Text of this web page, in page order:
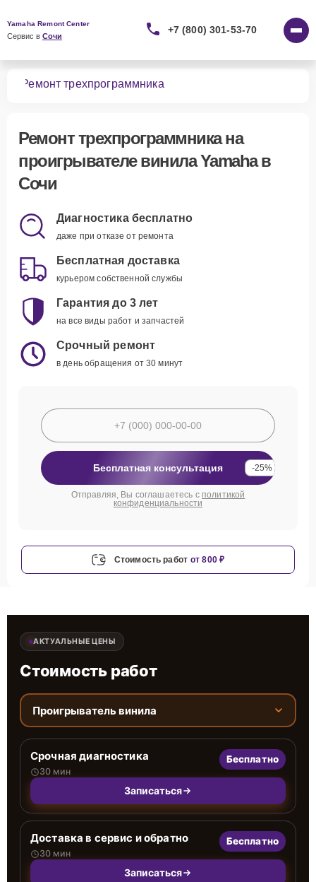
Yamaha Remont Center
Сервис в Сочи
+7 (800) 301-53-70
Ремонт трехпрограммника
Ремонт трехпрограммникана
проигрывателе винила Yamaha в
Сочи
Диагностика бесплатно
даже при отказе от ремонта
Бесплатная доставка
курьером собственной службы
Гарантия до 3 лет
на все виды работ и запчастей
Срочный ремонт
в день обращения от 30 минут
Бесплатная консультация -25%
Отправляя, Вы соглашаетесь с политикой
конфиденциальности
Стоимость работ от 800 ₽
АКТУАЛЬНЫЕ ЦЕНЫ
Стоимость работ
Проигрыватель винила
Срочная диагностика
30 мин
Бесплатно
Записаться
Доставка в сервис и обратно
30 мин
Бесплатно
Записаться